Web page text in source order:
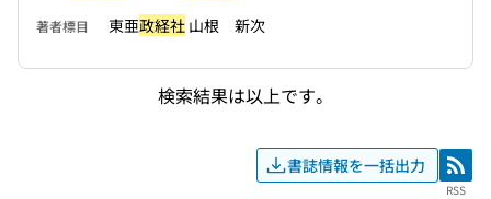
著者標目 東亜政経社 山根 新次
検索結果は以上です。
書誌情報を一括出力 RSS
RSS